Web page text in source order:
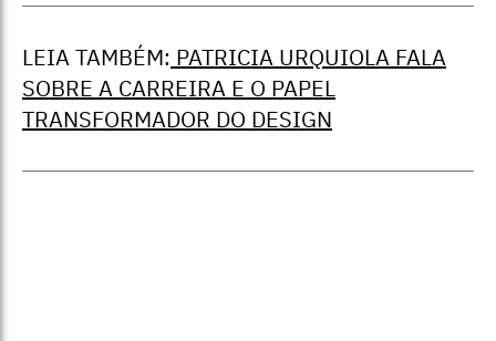
LEIA TAMBÉM: PATRICIA URQUIOLA FALA
SOBRE A CARREIRA E O PAPEL
TRANSFORMADOR DO DESIGN